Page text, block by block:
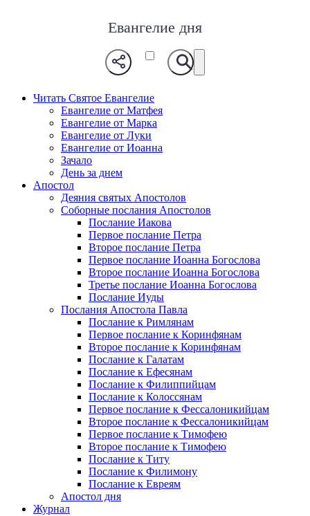
Евангелие дня
Читать Святое Евангелие
Евангелие от Матфея
Евангелие от Марка
Евангелие от Луки
Евангелие от Иоанна
Зачало
День за днем
Апостол
Деяния святых Апостолов
Соборные послания Апостолов
Послание Иакова
Первое послание Петра
Второе послание Петра
Первое послание Иоанна Богослова
Второе послание Иоанна Богослова
Третье послание Иоанна Богослова
Послание Иуды
Послания Апостола Павла
Послание к Римлянам
Первое послание к Коринфянам
Второе послание к Коринфянам
Послание к Галатам
Послание к Ефесянам
Послание к Филиппийцам
Послание к Колоссянам
Первое послание к Фессалоникийцам
Второе послание к Фессалоникийцам
Первое послание к Тимофею
Второе послание к Тимофею
Послание к Титу
Послание к Филимону
Послание к Евреям
Апостол дня
Журнал